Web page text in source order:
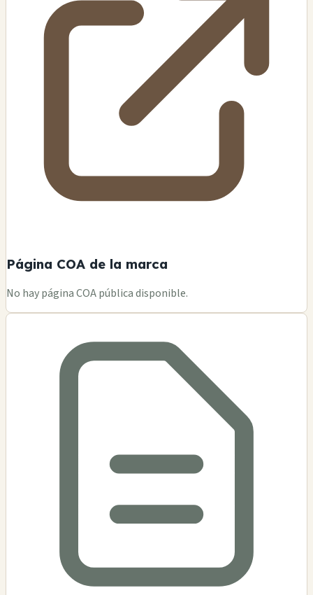
Página COA de la marca
No hay página COA pública disponible.